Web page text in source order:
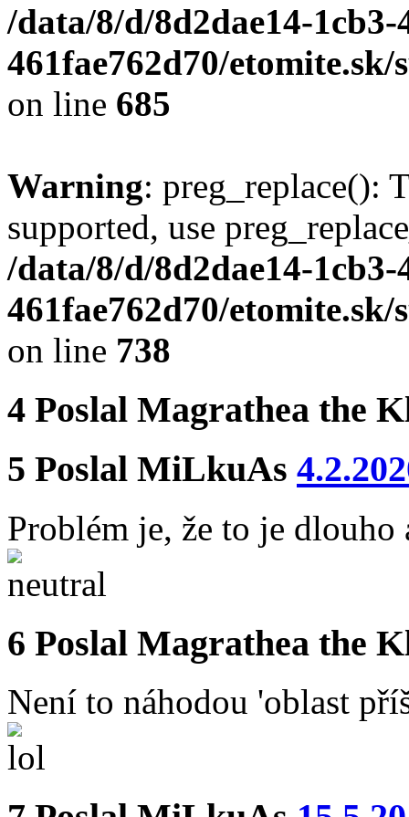
/data/8/d/8d2dae14-1cb3-
461fae762d70/
on line 685
Warning: preg_replace():
supported, use
/data/8/d/8d2dae14-1cb3-
461fae762d70/
on line 738
4 Poslal Magrathea the
5 Poslal MiLkuAs
Problém je, že to je
6 Poslal Magrathea the
Není to náhodou 'oblast